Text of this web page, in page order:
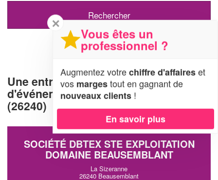
Une entreprise d'organisation
d'événements à Beausemblant
(26240)
SOCIÉTÉ DBTEX STE EXPLOITATION
DOMAINE BEAUSEMBLANT
La Sizeranne
26240 Beausemblant
✕
Vous êtes un
professionnel ?
Augmentez votrechiffre d'affaireset
vos margestout en gagnant de
nouveaux clients !
En savoir plus